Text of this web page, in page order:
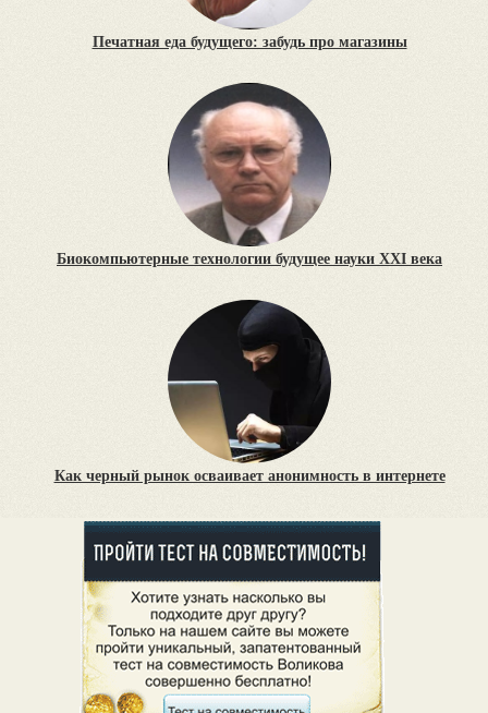
Печатная еда будущего: забудь про магазины
Биокомпьютерные технологии будущее науки XXI века
Как черный рынок осваивает анонимность в интернете